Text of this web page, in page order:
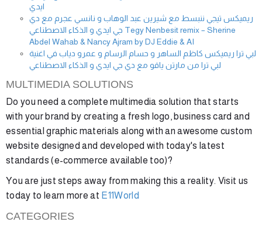
ايدي
ريميكس تيجي ننبسط مع شيرين عبد الوهاب و نانسي عجرم مع دي
جي ايدي و الذكاء الاصطناعي Tegy Nenbesit remix – Sherine
Abdel Wahab & Nancy Ajram by DJ Eddie & AI
لبي ترا ريميكس كاظم الساهر و حسام الرسام و عمرو دياب في اغنية
لبي ترا من مارتن ياقو مع دي جي ايدي و الذكاء الاصطناعي
MULTIMEDIA SOLUTIONS
Do you need a complete multimedia solution that starts
with your brand by creating a fresh logo, business card and
essential graphic materials along with an awesome custom
website designed and developed with today's latest
standards (e-commerce available too)?
You are just steps away from making this a reality. Visit us
today to learn more at E11World
CATEGORIES